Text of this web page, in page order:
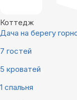
Коттедж
Дача на берегу
7 гостей
5 кроватей
1 спальня